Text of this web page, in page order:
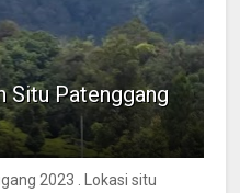
Situ Patenggang
2023 . Lokasi situ